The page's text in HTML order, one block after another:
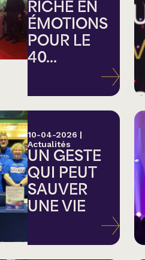
Saison
Apéro et
Musique
Country
Famille
Spectacles
RICHE EN
ÉMOTIONS
POUR LE
40...
10-04-2026 |
Actualités
UN GESTE
QUI PEUT
SAUVER
UNE VIE